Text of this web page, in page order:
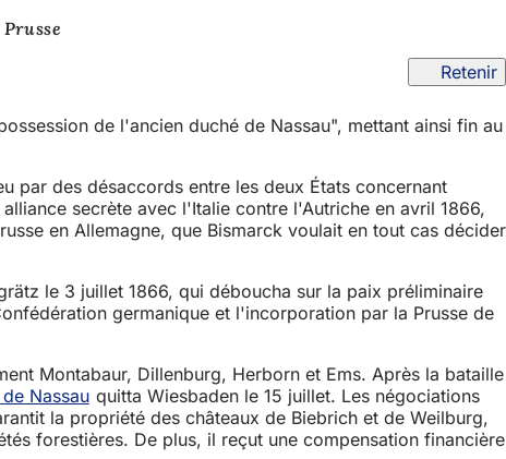
Retenir
de l'ancien duché de Nassau", mettant ainsi fin au
par des désaccords entre les deux États concernant
secrète avec l'Italie contre l'Autriche en avril 1866,
en Allemagne, que Bismarck voulait en tout cas décider
le 3 juillet 1866, qui déboucha sur la paix préliminaire
germanique et l'incorporation par la Prusse de
Montabaur, Dillenburg, Herborn et Ems. Après la bataille
Nassau quitta Wiesbaden le 15 juillet. Les négociations
la propriété des châteaux de Biebrich et de Weilburg,
forestières. De plus, il reçut une compensation financière